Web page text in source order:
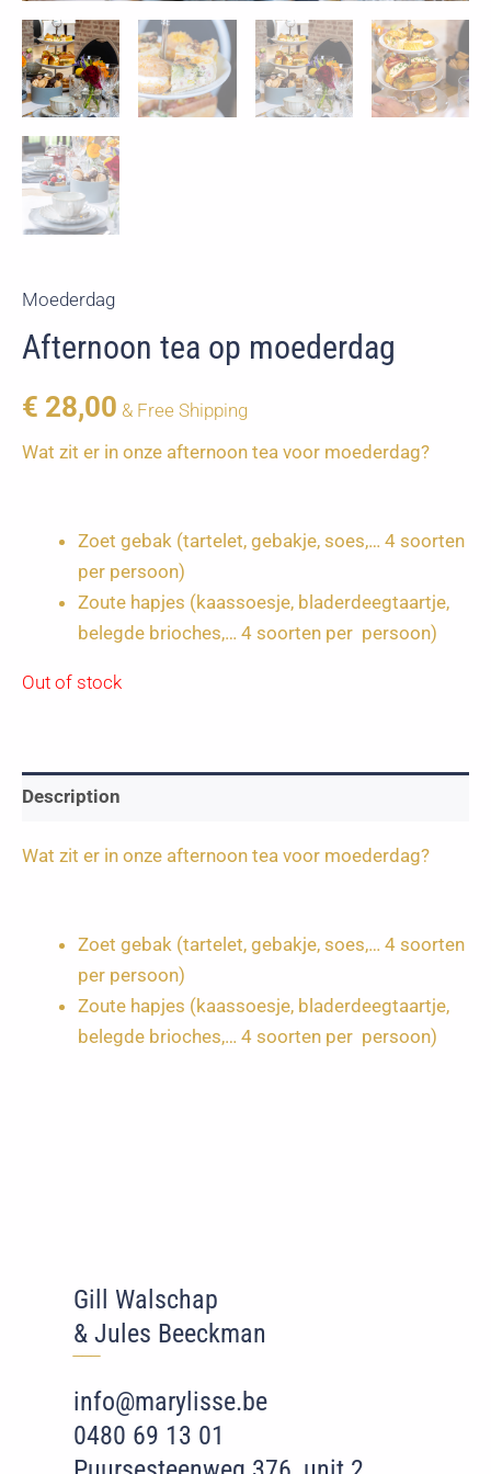
Moederdag
Afternoon tea op moederdag
€ 28,00 & Free Shipping
Wat zit er in onze afternoon tea voor moederdag?
Zoet gebak (tartelet, gebakje, soes,… 4 soorten
per persoon)
Zoute hapjes (kaassoesje, bladerdeegtaartje,
belegde brioches,… 4 soorten per persoon)
Out of stock
Description
Wat zit er in onze afternoon tea voor moederdag?
Zoet gebak (tartelet, gebakje, soes,… 4 soorten
per persoon)
Zoute hapjes (kaassoesje, bladerdeegtaartje,
belegde brioches,… 4 soorten per persoon)
Gill Walschap
& Jules Beeckman
‾‾‾
info@marylisse.be
0480 69 13 01